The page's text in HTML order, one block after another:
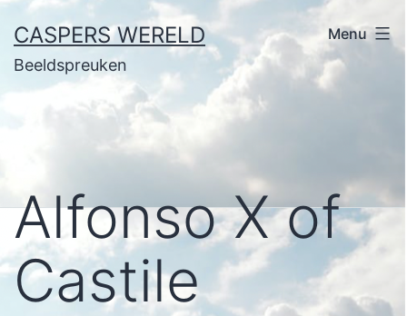
naar
de
CASPERS WERELD
Beeldspreuken
Menu
Alfonso X of
Castile